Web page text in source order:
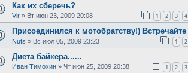
Как их сберечь?
Vir » Вт июн 23, 2009 20:08 1 2 3 4
Присоединился к мотобратству!) Встречайте
Nuts » Вс июл 05, 2009 23:23 1 2
Диета байкера......
Иван Тимохин » Чт июн 25, 2009 20:38 1 2 3